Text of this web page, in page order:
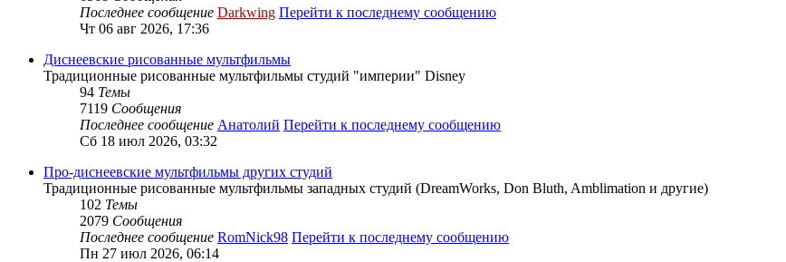
Последнее сообщение Darkwing Перейти к последнему сообщению
Чт 06 авг 2026, 17:36
Диснеевские рисованные мультфильмы
Традиционные рисованные мультфильмы студий "империи" Disney
94 Темы
7119 Сообщения
Последнее сообщение Анатолий Перейти к последнему сообщению
Сб 18 июл 2026, 03:32
Про-диснеевские мультфильмы других студий
Традиционные рисованные мультфильмы западных студий (DreamWorks, Don Bluth, Amblimation и другие)
102 Темы
2079 Сообщения
Последнее сообщение RomNick98 Перейти к последнему сообщению
Пн 27 июл 2026, 06:14